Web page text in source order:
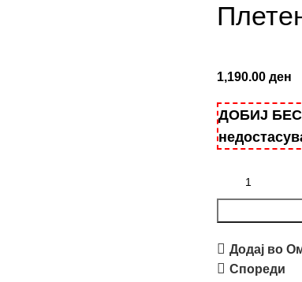
1,190.00 ден
ДОБИЈ
Додај во
Спореди